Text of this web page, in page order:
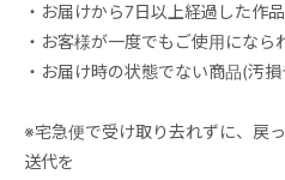
・お届けから7日以上経過した作品
・お客様が一度でもご使用になら
・お届け時の状態でない商品(汚
※宅急便で受け取り去れずに、戻
送代を